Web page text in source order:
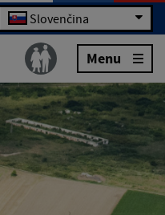
Slovenčina
Menu